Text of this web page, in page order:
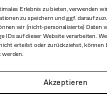
Erlebnis zu bieten, verwenden
zu speichern und ggf. darauf
wir (nicht-personalisierte) Daten
IDs auf dieser Website verarbeiten.
erteilst oder zurückziehst, können
Akzeptieren
Über uns
Verein
Impressum
Netiquette